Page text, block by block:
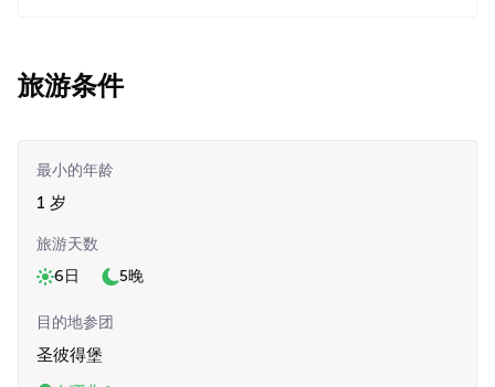
旅游条件
最小的年龄
1 岁
旅游天数
6日
5晚
目的地参团
圣彼得堡